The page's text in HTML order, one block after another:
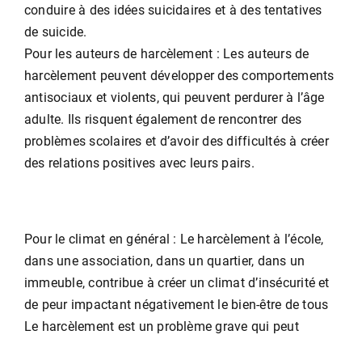
conduire à des idées suicidaires et à des tentatives
de suicide.
Pour les auteurs de harcèlement : Les auteurs de
harcèlement peuvent développer des comportements
antisociaux et violents, qui peuvent perdurer à l’âge
adulte. Ils risquent également de rencontrer des
problèmes scolaires et d’avoir des difficultés à créer
des relations positives avec leurs pairs.
Pour le climat en général : Le harcèlement à l’école,
dans une association, dans un quartier, dans un
immeuble, contribue à créer un climat d’insécurité et
de peur impactant négativement le bien-être de tous
Le harcèlement est un problème grave qui peut